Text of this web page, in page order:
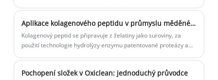
konkurenceschopnou cenu.
Aplikace kolagenového peptidu v průmyslu měděné fólie
Kolagenový peptid se připravuje z želatiny jako suroviny, za
použití technologie hydrolýzy enzymu patentované proteázy a
Pochopení složek v Oxiclean: jednoduchý průvodce